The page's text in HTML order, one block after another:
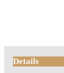
Details